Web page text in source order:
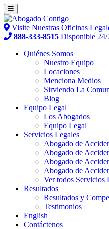
Visite Nuestras Oficinas
888-333-8515 Disponible 24/
Quiénes Somos
Nuestro Equipo
Locaciones
Menciona Medios
Sirviendo La
Blog
Equipo Legal
Los Abogados
Equipo Legal
Servicios Legales
Abogado de
Abogado de
Abogado de
Abogado de
Ver todos Servicios
Resultados
Resultados y
Testimonios
English
Contáctenos